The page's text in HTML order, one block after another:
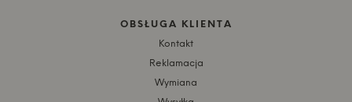
OBSŁUGA KLIENTA
Kontakt
Reklamacja
Wymiana